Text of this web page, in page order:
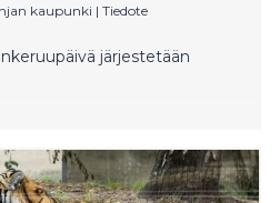
kaupunki | Tiedote
järjestetään